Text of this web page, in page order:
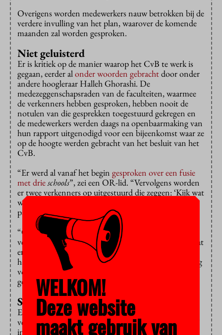
Overigens worden medewerkers nauw betrokken bij de
verdere invulling van het plan, waarover de komende
maanden zal worden gesproken.
Niet geluisterd
Er is kritiek op de manier waarop het CvB te werk is
gegaan, eerder alonder woorden gebrachtdoor onder
andere hoogleraar Halleh Ghorashi. De
medezeggenschapsraden van de faculteiten, waarmee
de verkenners hebben gesproken, hebben nooit de
notulen van die gesprekken toegestuurd gekregen en
de medewerkers werden daags na openbaarmaking van
hun rapport uitgenodigd voor een bijeenkomst waar ze
op de hoogte werden gebracht van het besluit van het
CvB.
“Er werd al vanaf het begin gesproken over een fusie
met drieschools”, zei een OR-lid. “Vervolgens worden
er twee verkenners op uitgestuurd die zeggen: ‘Kijk wat
we nou hebben ontdekt’ en een rapport van 45
pagina’s schrijven met precies die fusie als uitkomst.”
“Onder het mom van draagvlak zoeken zijn die
verkenners ingezet, maar iedereen heeft in de gaten dat
er niet is geluisterd”, aldus een ander OR-lid. Volgens
haar had er “grondig vooronderzoek” aan de beslissing
vooraf moeten gaan en dat is volgens haar niet
gedaan.
Sterfhuisconstructie
Er werd verder gesproken van een “magische
vermenigvuldiging van allerlei minnetjes tot een plus”
in het rapport en van “weinig steekhoudende of zelfs
WELKOM!
Deze website
maakt gebruik van